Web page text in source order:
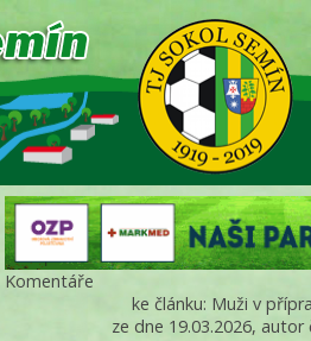
Komentáře
ke článku: Muži v
ze dne 19.03.2026,